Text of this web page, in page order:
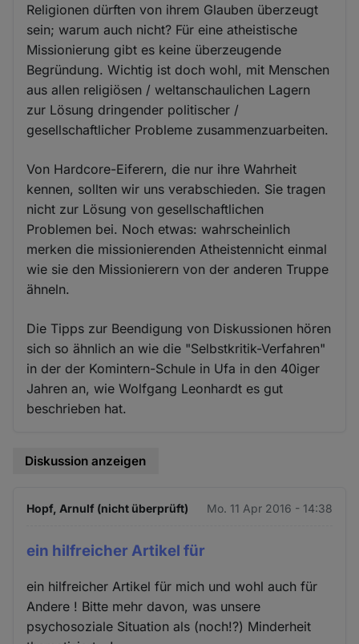
Religionen dürften von ihrem Glauben überzeugt
sein; warum auch nicht? Für eine atheistische
Missionierung gibt es keine überzeugende
Begründung. Wichtig ist doch wohl, mit Menschen
aus allen religiösen / weltanschaulichen Lagern
zur Lösung dringender politischer /
gesellschaftlicher Probleme zusammenzuarbeiten.
Von Hardcore-Eiferern, die nur ihre Wahrheit
kennen, sollten wir uns verabschieden. Sie tragen
nicht zur Lösung von gesellschaftlichen
Problemen bei. Noch etwas: wahrscheinlich
merken die missionierenden Atheistennicht einmal
wie sie den Missionierern von der anderen Truppe
ähneln.
Die Tipps zur Beendigung von Diskussionen hören
sich so ähnlich an wie die "Selbstkritik-Verfahren"
in der der Komintern-Schule in Ufa in den 40iger
Jahren an, wie Wolfgang Leonhardt es gut
beschrieben hat.
Diskussion anzeigen
Hopf, Arnulf (nicht überprüft) Mo. 11 Apr 2016 - 14:38
ein hilfreicher Artikel für
ein hilfreicher Artikel für mich und wohl auch für
Andere ! Bitte mehr davon, was unsere
psychosoziale Situation als (noch!?) Minderheit